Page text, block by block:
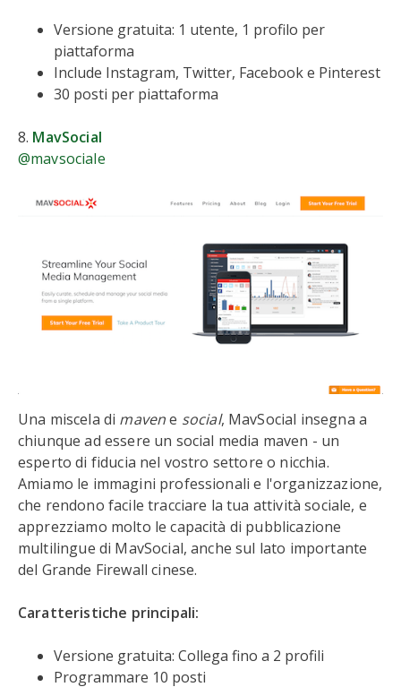
Versione gratuita: 1 utente, 1 profilo per
piattaforma
Include Instagram, Twitter, Facebook e Pinterest
30 posti per piattaforma
8. MavSocial
@mavsociale
Una miscela di mavene social, MavSocial insegna a
chiunque ad essere un social media maven - un
esperto di fiducia nel vostro settore o nicchia.
Amiamo le immagini professionali e l'organizzazione,
che rendono facile tracciare la tua attività sociale, e
apprezziamo molto le capacità di pubblicazione
multilingue di MavSocial, anche sul lato importante
del Grande Firewall cinese.
Caratteristiche principali:
Versione gratuita: Collega fino a 2 profili
Programmare 10 posti